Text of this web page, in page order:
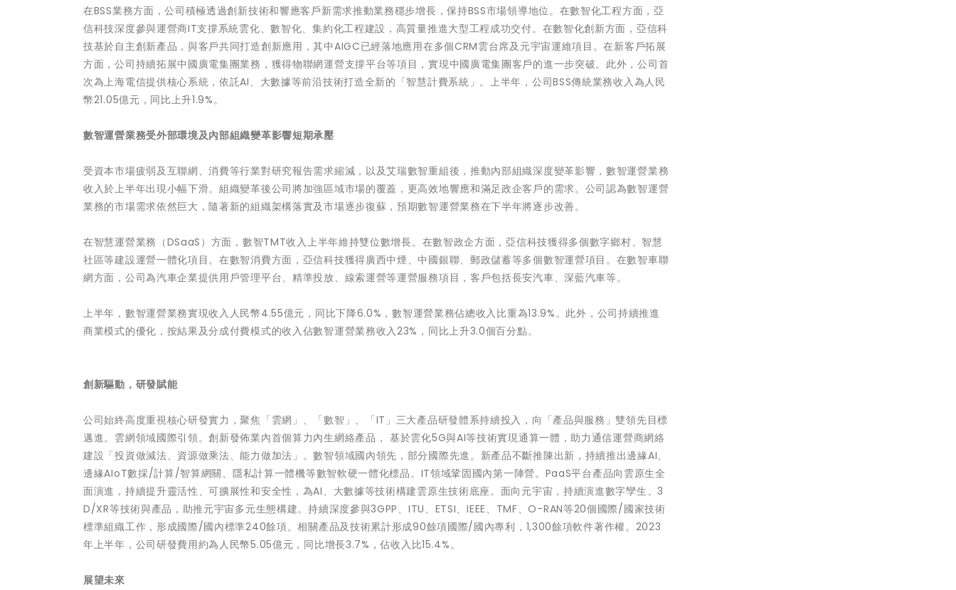
在BSS業務方面，公司積極透過創新技術和響應客戶新需求推動業務穩步增長，保持BSS市場領導地位。在數智化工程方面，亞
信科技深度參與運營商IT支撐系統雲化、數智化、集約化工程建設，高質量推進大型工程成功交付。在數智化創新方面，亞信科
技基於自主創新產品，與客戶共同打造創新應用，其中AIGC已經落地應用在多個CRM雲台席及元宇宙運維項目。在新客戶拓展
方面，公司持續拓展中國廣電集團業務，獲得物聯網運營支撐平台等項目，實現中國廣電集團客戶的進一步突破。此外，公司首
次為上海電信提供核心系統，依託AI、大數據等前沿技術打造全新的「智慧計費系統」。上半年，公司BSS傳統業務收入為人民
幣21.05億元，同比上升1.9%。
數智運營業務受外部環境及內部組織變革影響短期承壓
受資本市場疲弱及互聯網、消費等行業對研究報告需求縮減，以及艾瑞數智重組後，推動內部組織深度變革影響，數智運營業務
收入於上半年出現小幅下滑。組織變革後公司將加強區域市場的覆蓋，更高效地響應和滿足政企客戶的需求。公司認為數智運營
業務的市場需求依然巨大，隨著新的組織架構落實及市場逐步復蘇，預期數智運營業務在下半年將逐步改善。
在智慧運營業務（DSaaS）方面，數智TMT收入上半年維持雙位數增長。在數智政企方面，亞信科技獲得多個數字鄉村、智慧
社區等建設運營一體化項目。在數智消費方面，亞信科技獲得廣西中煙、中國銀聯、郵政儲蓄等多個數智運營項目。在數智車聯
網方面，公司為汽車企業提供用戶管理平台、精準投放、線索運營等運營服務項目，客戶包括長安汽車、深藍汽車等。
上半年，數智運營業務實現收入人民幣4.55億元，同比下降6.0%，數智運營業務佔總收入比重為13.9%。此外，公司持續推進
商業模式的優化，按結果及分成付費模式的收入佔數智運營業務收入23%，同比上升3.0個百分點。
創新驅動，研發賦能
公司始終高度重視核心研發實力，聚焦「雲網」、「數智」、「IT」三大產品研發體系持續投入，向「產品與服務」雙領先目標
邁進。雲網領域國際引領。創新發佈業內首個算力內生網絡產品， 基於雲化5G與AI等技術實現通算一體，助力通信運營商網絡
建設「投資做減法、資源做乘法、能力做加法」。數智領域國內領先，部分國際先進。新產品不斷推陳出新，持續推出邊緣AI、
邊緣AIoT數採/計算/智算網關、隱私計算一體機等數智軟硬一體化標品。IT領域鞏固國內第一陣營。PaaS平台產品向雲原生全
面演進，持續提升靈活性、可擴展性和安全性，為AI、大數據等技術構建雲原生技術底座。面向元宇宙，持續演進數字孿生、3
D/XR等技術與產品，助推元宇宙多元生態構建。持續深度參與3GPP、ITU、ETSI、IEEE、TMF、O-RAN等20個國際/國家技術
標準組織工作，形成國際/國內標準240餘項。相關產品及技術累計形成90餘項國際/國內專利，1,300餘項軟件著作權。2023
年上半年，公司研發費用約為人民幣5.05億元，同比增長3.7%，佔收入比15.4%。
展望未來